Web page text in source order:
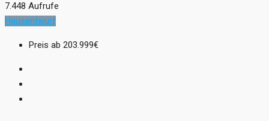
7.448 Aufrufe
Hausentwurf
Preis ab 203.999€